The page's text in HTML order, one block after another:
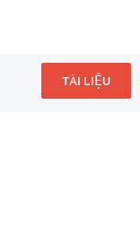
TÀI LIỆU